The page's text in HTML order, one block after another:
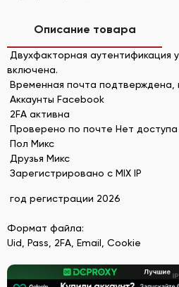
Описание товара
Двухфакторная аутентификация
включена.
Временная почта подтверждена,
Аккаунты Facebook
2FA активна
Проверено по почте Нет доступа
Пол Микс
Друзья Микс
Зарегистрировано с MIX IP
год регистрации 2026
Формат файла:
Uid, Pass, 2FA, Email, Cookie